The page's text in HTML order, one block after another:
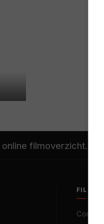
online filmoverzicht.
Contact